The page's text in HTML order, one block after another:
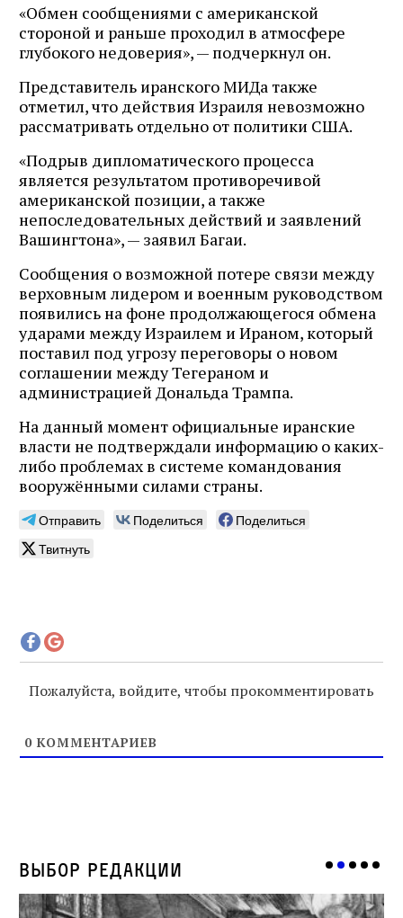
«Обмен сообщениями с американской
стороной и раньше проходил в атмосфере
глубокого недоверия», — подчеркнул он.
Представитель иранского МИДа также
отметил, что действия Израиля невозможно
рассматривать отдельно от политики США.
«Подрыв дипломатического процесса
является результатом противоречивой
американской позиции, а также
непоследовательных действий и заявлений
Вашингтона», — заявил Багаи.
Сообщения о возможной потере связи между
верховным лидером и военным руководством
появились на фоне продолжающегося обмена
ударами между Израилем и Ираном, который
поставил под угрозу переговоры о новом
соглашении между Тегераном и
администрацией Дональда Трампа.
На данный момент официальные иранские
власти не подтверждали информацию о каких-
либо проблемах в системе командования
вооружёнными силами страны.
Отправить Поделиться
Поделиться
Твитнуть
Пожалуйста, войдите, чтобы прокомментировать
0 КОММЕНТАРИЕВ
Выбор редакции